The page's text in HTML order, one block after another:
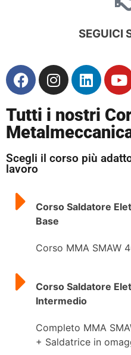
SEGUICI
Tutti i nostri
Scegli il corso più
lavoro
Corso Saldatore
Base
Corso MMA SMAW
Corso Saldatore
Intermedio
Completo MMA
+ Saldatrice in